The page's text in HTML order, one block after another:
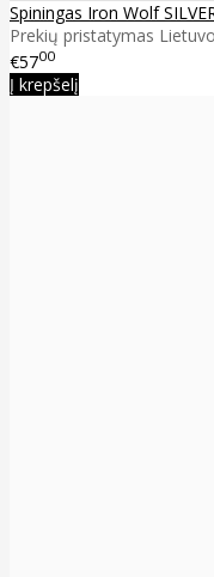
Spiningas Iron Wolf
Prekių pristatymas
€5700
Į krepšelį